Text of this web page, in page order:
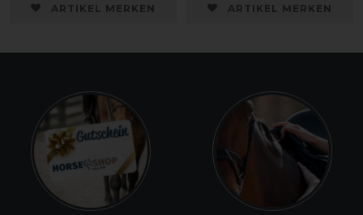
ARTIKEL MERKEN ARTIKEL MERKEN